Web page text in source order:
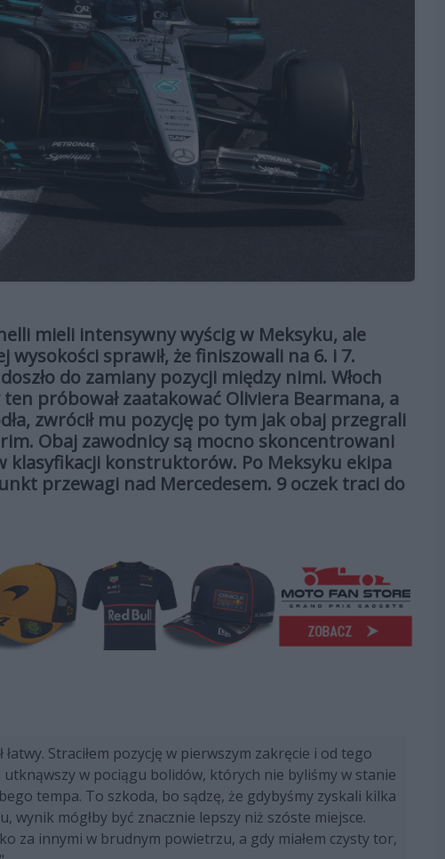
mieli intensywny wyścig w Meksyku, ale
sprawił, że finiszowali na 6. i 7.
do zamiany pozycji między nimi. Włoch
próbował zaatakować Oliviera Bearmana, a
zwrócił mu pozycję po tym jak obaj przegrali
Obaj zawodnicy są mocno skoncentrowani
klasyfikacji konstruktorów. Po Meksyku ekipa
przewagi nad Mercedesem. 9 oczek traci do
łatwy. Straciłem pozycję w pierwszym zakręcie i od tego
w pociągu bolidów, których nie byliśmy w stanie
tempa. To szkoda, bo sądzę, że gdybyśmy zyskali kilka
wynik mógłby być znacznie lepszy niż szóste miejsce.
za innymi w brudnym powietrzu, a gdy miałem czysty tor,